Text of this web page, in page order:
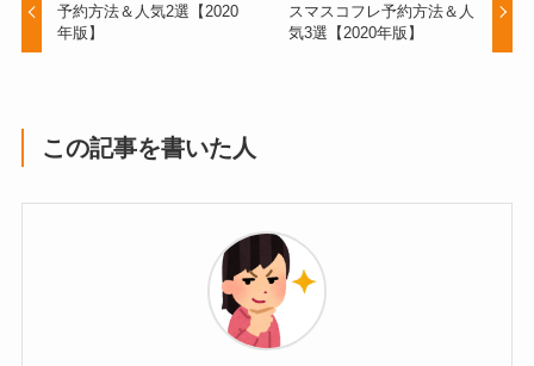
予約方法＆人気2選【2020
年版】
スマスコフレ予約方法＆人
気3選【2020年版】
この記事を書いた人